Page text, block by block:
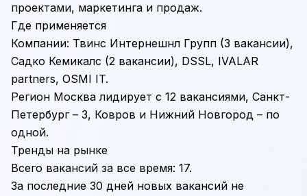
проектами, маркетинга и продаж.
Где применяется
Компании: Твинс Интернешнл Групп (3 вакансии),
Садко Кемикалс (2 вакансии), DSSL, IVALAR
partners, OSMI IT.
Регион Москва лидирует с 12 вакансиями, Санкт-
Петербург – 3, Ковров и Нижний Новгород – по
одной.
Тренды на рынке
Всего вакансий за все время: 17.
За последние 30 дней новых вакансий не